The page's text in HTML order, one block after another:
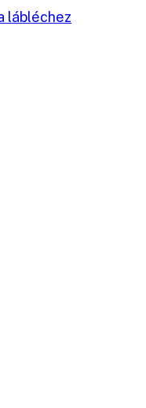
lábléchez